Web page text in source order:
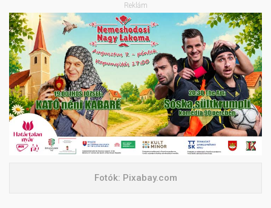
Reklám
Fotók: Pixabay.com